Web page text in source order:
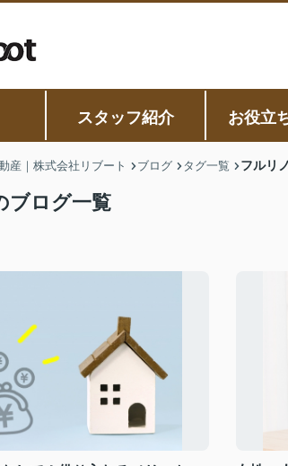
スタッフ紹介 お役立
産｜株式会社リブート ブログ タグ一覧 フルリ
ブログ一覧